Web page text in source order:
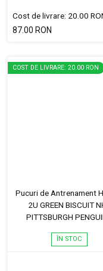
Cost de livrare: 20.00
87.00 RON
COST DE LIVRARE: 20.00 RON
Pucuri de Antrenament
2U GREEN BISCUIT
PITTSBURGH
ÎN STOC